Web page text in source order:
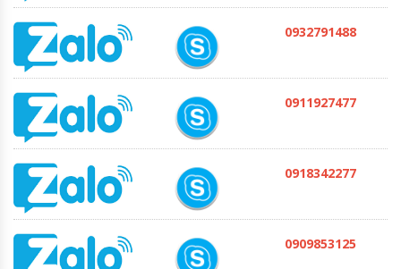
0932791488
0911927477
0918342277
0909853125